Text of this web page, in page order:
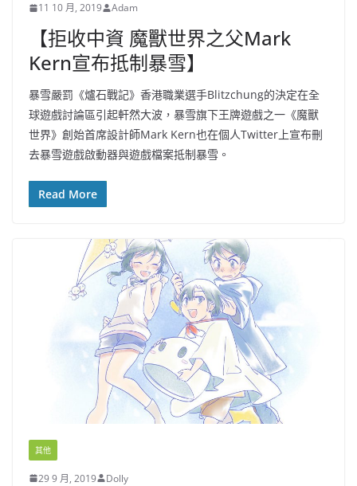
11 10 月, 2019 Adam
【拒收中資 魔獸世界之父Mark
Kern宣布抵制暴雪】
暴雪嚴罰《爐石戰記》香港職業選手Blitzchung的決定在全
球遊戲討論區引起軒然大波，暴雪旗下王牌遊戲之一《魔獸
世界》創始首席設計師Mark Kern也在個人Twitter上宣布刪
去暴雪遊戲啟動器與遊戲檔案抵制暴雪。
Read More
其他
29 9 月, 2019 Dolly